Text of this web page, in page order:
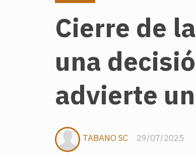
Cierre de
una
advierte
29/07/2025
TABANO SC